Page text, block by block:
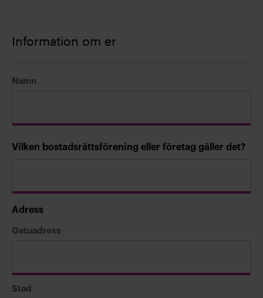
Information om er
Namn
Vilken bostadsrättsförening eller företag gäller det?
Adress
Gatuadress
Stad